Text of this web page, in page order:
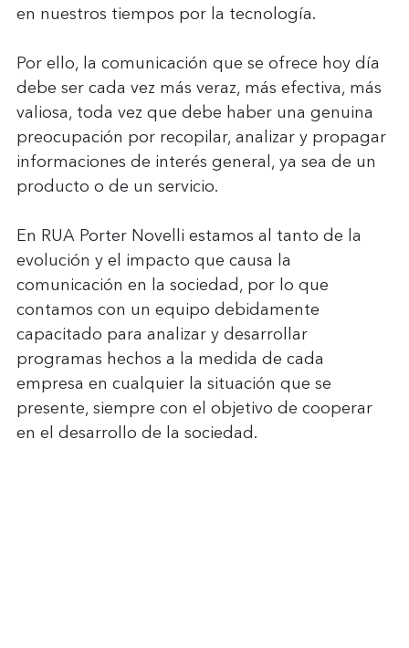
en nuestros tiempos por la tecnología.
Por ello, la comunicación que se ofrece hoy día
debe ser cada vez más veraz, más efectiva, más
valiosa, toda vez que debe haber una genuina
preocupación por recopilar, analizar y propagar
informaciones de interés general, ya sea de un
producto o de un servicio.
En RUA Porter Novelli estamos al tanto de la
evolución y el impacto que causa la
comunicación en la sociedad, por lo que
contamos con un equipo debidamente
capacitado para analizar y desarrollar
programas hechos a la medida de cada
empresa en cualquier la situación que se
presente, siempre con el objetivo de cooperar
en el desarrollo de la sociedad.